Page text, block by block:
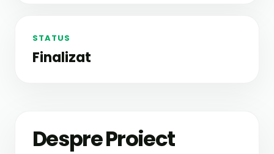
STATUS
Finalizat
Despre Proiect